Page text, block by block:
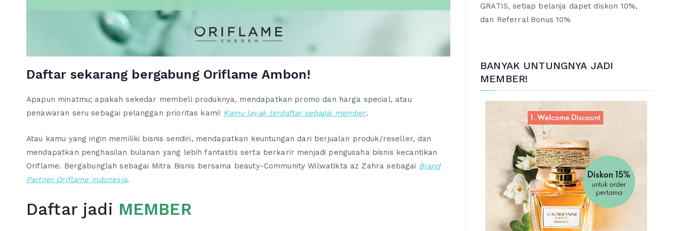
Daftar sekarang bergabung Oriflame Ambon!
Apapun minatmu; apakah sekedar membeli produknya, mendapatkan promo dan harga special, atau
penawaran seru sebagai pelanggan prioritas kami! Kamu layak terdaftar sebagai member.
Atau kamu yang ingin memiliki bisnis sendiri, mendapatkan keuntungan dari berjualan produk/reseller, dan
mendapatkan penghasilan bulanan yang lebih fantastis serta berkarir menjadi pengusaha bisnis kecantikan
Oriflame. Bergabunglah sebagai Mitra Bisnis bersama beauty-Community Wilwatikta az Zahra sebagai Brand
Partner Oriflame Indonesia.
Daftar jadi MEMBER
GRATIS, setiap belanja dapet diskon 10%,
dan Referral Bonus 10%
BANYAK UNTUNGNYA JADI
MEMBER!